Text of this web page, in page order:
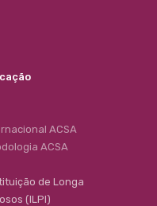
ACSA
ACSA
de Longa
(ILPI)